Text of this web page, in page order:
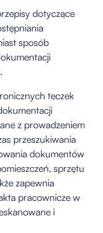
dotyczące
sposób
teczek
z prowadzeniem
przeszukiwania
dokumentów
sprzętu
zapewnia
pracownicze w
i